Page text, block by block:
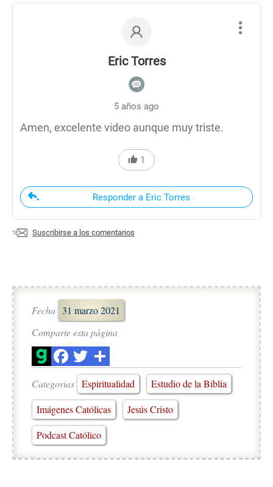
Eric Torres
5 años ago
Amen, excelente video aunque muy triste.
1
Responder a Eric Torres
Suscribirse a los comentarios
Fecha 31 marzo 2021
Comparte esta página
Categorias Espiritualidad
Estudio de la Biblia
Imágenes Católicas
Jesús Cristo
Podcast Católico